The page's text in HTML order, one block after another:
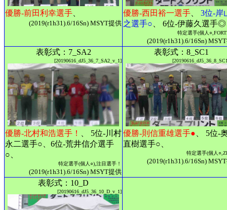
優勝-前田利幸選手
(2019(r1h31).6/16Sn) MSYT提供
優勝-西田裕一選手
3位-岸
之選手○ 、 6位-伊藤久選手
特定選手(個人
(2019(r1h31).6/16Sn)
表彰式：7_SA2
[20190616_dJ5_36_7_SA2_v_1]
優勝-北村和浩選手！
、 5位-川村
永二選手○、6位-荒井信介選手
○、
特定選手(個人○),注目選手！
(2019(r1h31).6/16Sn) MSYT提供
表彰式：8_SC1
優勝-則信重雄選手● 、 5位-
直樹選手○、
特定選手(個人
(2019(r1h31).6/16Sn)
表彰式：10_D
[20190616_dJ5_36_10_D_v_1]